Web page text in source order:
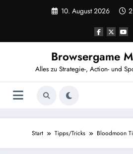
10. August 2026
Browsergame
Alles zu Strategie-, Action- und
Start Tipps/Tricks Bloodmoon